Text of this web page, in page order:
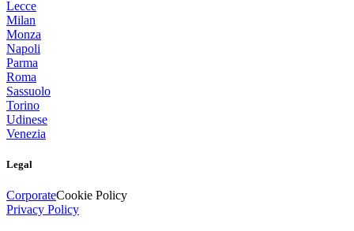
Lecce
Milan
Monza
Napoli
Parma
Roma
Sassuolo
Torino
Udinese
Venezia
Legal
CorporateCookie Policy
Privacy Policy